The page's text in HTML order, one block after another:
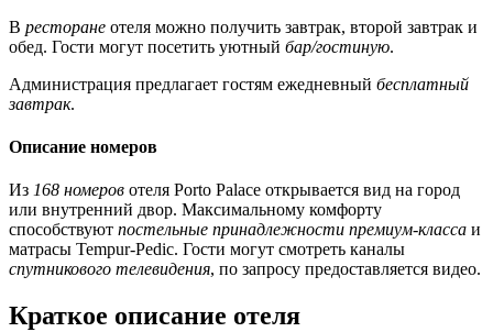
В ресторане отеля можно получить завтрак, второй завтрак и
обед. Гости могут посетить уютный бар/гостиную.
Администрация предлагает гостям ежедневный бесплатный
завтрак.
Описание номеров
Из 168 номеров отеля Porto Palace открывается вид на город
или внутренний двор. Максимальному комфорту
способствуют постельные принадлежности премиум-класса и
матрасы Tempur-Pedic. Гости могут смотреть каналы
спутникового телевидения, по запросу предоставляется видео.
Краткое описание отеля